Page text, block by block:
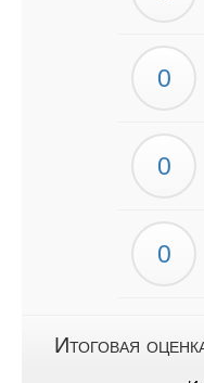
Итоговая